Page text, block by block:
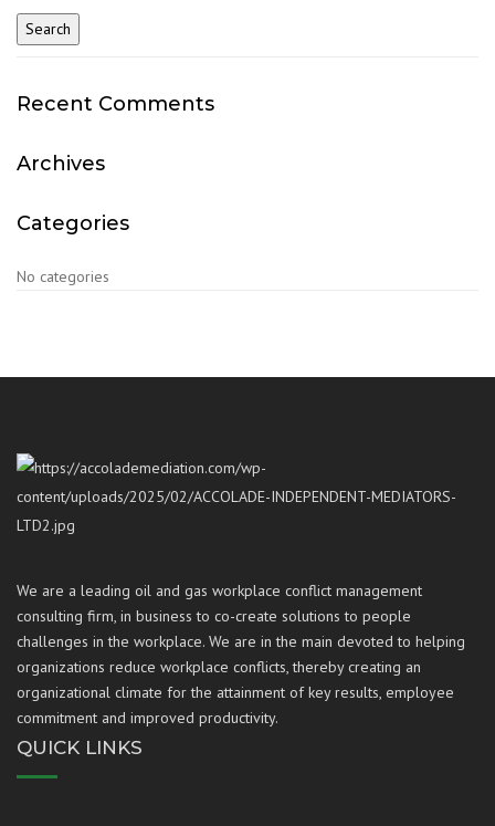
Recent Comments
Archives
Categories
No categories
We are a leading oil and gas workplace conflict management
consulting firm, in business to co-create solutions to people
challenges in the workplace. We are in the main devoted to helping
organizations reduce workplace conflicts, thereby creating an
organizational climate for the attainment of key results, employee
commitment and improved productivity.
QUICK LINKS